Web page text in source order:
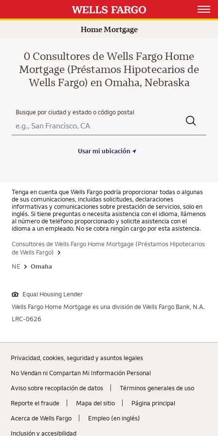
Open
Home Mortgage
0 Consultores de Wells Fargo Home
Mortgage (Préstamos Hipotecarios de
Wells Fargo) en Omaha, Nebraska
Busque por ciudad y estado o código postal
Ciudad, Estado/Provincia, Código postal o Ciudad y País
Submit a search.
Usar mi ubicación
Tenga en cuenta que Wells Fargo podría proporcionar todas o algunas
de sus comunicaciones, incluidas solicitudes, declaraciones
informativas y comunicaciones sobre prestación de servicios, solo en
inglés. Si tiene preguntas o necesita asistencia con el idioma, llámenos
al número de teléfono proporcionado y solicite asistencia con el
idioma a un empleado. No se cobra ningún cargo por esta asistencia.
Consultores de Wells Fargo Home Mortgage (Préstamos Hipotecarios
de Wells Fargo)
NE
Omaha
Equal Housing Lender
Wells Fargo Home Mortgage es una división de Wells Fargo Bank, N.A.
LRC-0626
Privacidad, cookies, seguridad y asuntos legales
No Vendan ni Compartan Mi Información Personal
Aviso sobre recopilaciؚón de datos
Términos generales de uso
Reporte el fraude
Mapa del sitio
Página principal
Acerca de Wells Fargo
Empleo (en inglés)
Inclusión y accesibilidad